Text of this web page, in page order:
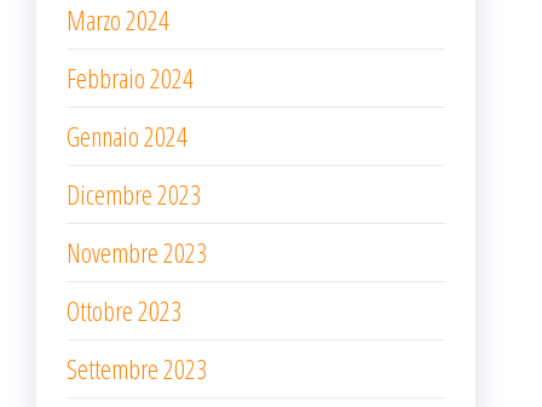
Marzo 2024
Febbraio 2024
Gennaio 2024
Dicembre 2023
Novembre 2023
Ottobre 2023
Settembre 2023